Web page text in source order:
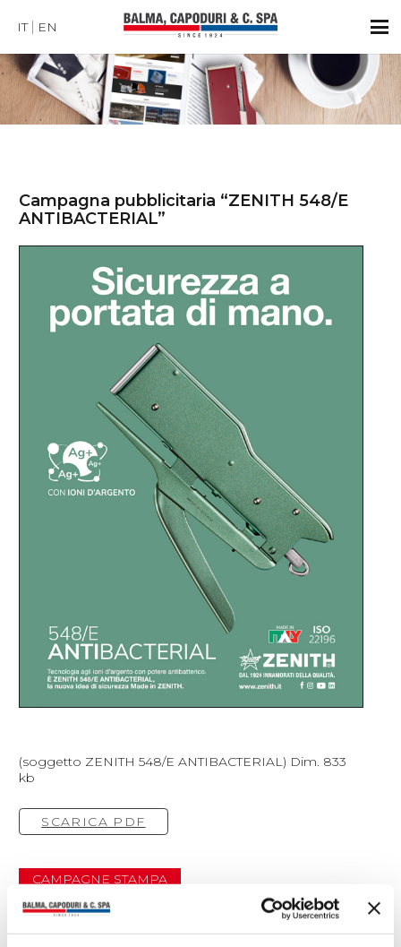
IT EN
Campagna pubblicitaria “ZENITH 548/E
ANTIBACTERIAL”
(soggetto ZENITH 548/E ANTIBACTERIAL) Dim. 833
kb
SCARICA PDF
CAMPAGNE STAMPA
Ti potrebbero interessare anche